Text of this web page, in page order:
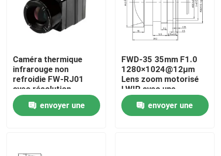
À la maison
Vidéos
Caméra thermique
infrarouge non
refroidie FW-RJ01
avec résolution
640×512, pas de pixel
de 12 µm et NETD ≤40
mK pour la détection
envoyer une
FWD-35 35mm F1.0
1280×1024@12μm
Lens zoom motorisé
LWIR avec une
longueur d'onde de 8 à
12 μm pour l'imagerie
thermique
envoyer une